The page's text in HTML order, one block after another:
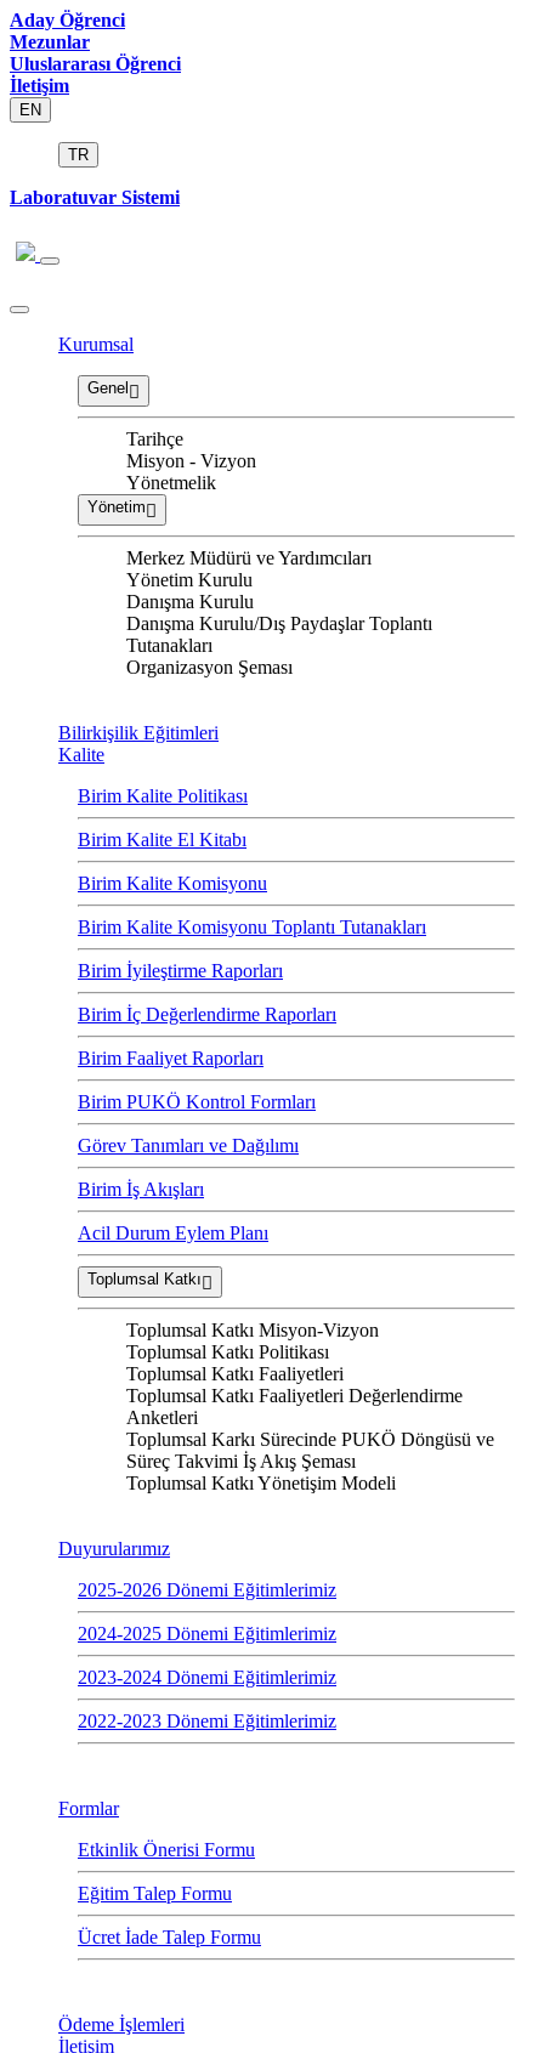
Aday Öğrenci
Mezunlar
Uluslararası Öğrenci
İletişim
EN
TR
Laboratuvar Sistemi
Kurumsal
Genel
Tarihçe
Misyon - Vizyon
Yönetmelik
Yönetim
Merkez Müdürü ve Yardımcıları
Yönetim Kurulu
Danışma Kurulu
Danışma Kurulu/Dış Paydaşlar Toplantı
Tutanakları
Organizasyon Şeması
Bilirkişilik Eğitimleri
Kalite
Birim Kalite Politikası
Birim Kalite El Kitabı
Birim Kalite Komisyonu
Birim Kalite Komisyonu Toplantı Tutanakları
Birim İyileştirme Raporları
Birim İç Değerlendirme Raporları
Birim Faaliyet Raporları
Birim PUKÖ Kontrol Formları
Görev Tanımları ve Dağılımı
Birim İş Akışları
Acil Durum Eylem Planı
Toplumsal Katkı
Toplumsal Katkı Misyon-Vizyon
Toplumsal Katkı Politikası
Toplumsal Katkı Faaliyetleri
Toplumsal Katkı Faaliyetleri Değerlendirme
Anketleri
Toplumsal Karkı Sürecinde PUKÖ Döngüsü ve
Süreç Takvimi İş Akış Şeması
Toplumsal Katkı Yönetişim Modeli
Duyurularımız
2025-2026 Dönemi Eğitimlerimiz
2024-2025 Dönemi Eğitimlerimiz
2023-2024 Dönemi Eğitimlerimiz
2022-2023 Dönemi Eğitimlerimiz
Formlar
Etkinlik Önerisi Formu
Eğitim Talep Formu
Ücret İade Talep Formu
Ödeme İşlemleri
İletişim